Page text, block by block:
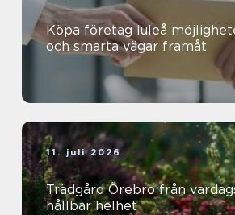
Köpa företag luleå möjligheter, risker
och smarta vägar framåt
11. juli 2026
Trädgård Örebro från vardagsrum ute till
hållbar helhet